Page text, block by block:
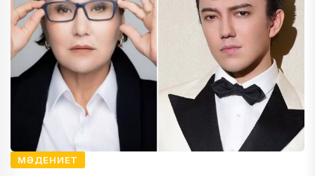
МӘДЕНИЕТ